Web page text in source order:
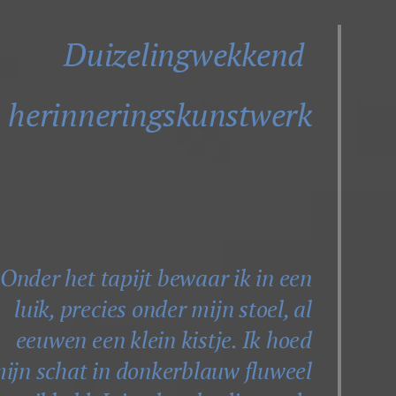
Duizelingwekkend
herinneringskunstwerk
het tapijt bewaar ik in een
luik, precies onder mijn stoel, al
eeuwen een klein kistje. Ik hoed
schat in donkerblauw fluweel